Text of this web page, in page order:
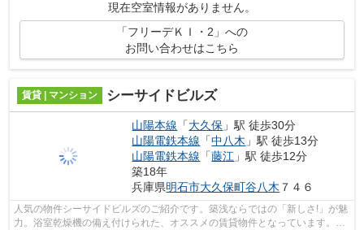
現在空室情報がありません。
「フリーデＫＩ・2」への
お問い合わせはこちら
賃貸 | マンション シーサイドビルズ
山陽本線 「大久保 」駅 徒歩30分
山陽電鉄本線 「中八木 」駅 徒歩13分
山陽電鉄本線 「藤江 」駅 徒歩12分
築18年
兵庫県明石市大久保町谷八木 ７４６
人気の物件シーサイドビルズのご紹介です。築浅ならではの「新しさ!」が魅
力。浴室乾燥機の備え付けられた、オススメの賃貸物件となっています。多